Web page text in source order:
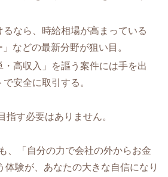
るなら、時給相場が高まっている
」などの最新分野が狙い目。
高収入」を謳う案件には手を出
安全に取引する。
指す必要はありません。
、「自分の力で会社の外からお金
体験が、あなたの大きな自信になり